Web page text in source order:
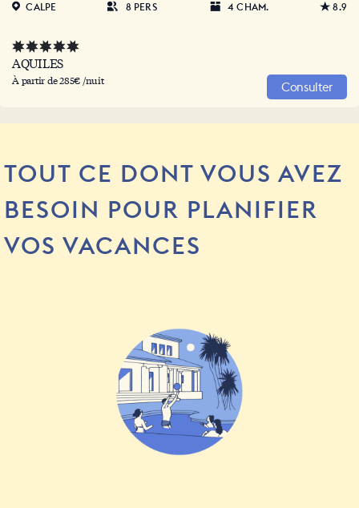
CALPE 8 PERS 4 CHAM. 8.9
AQUILES
À partir de 285€ /nuit Consulter
TOUT CE DONT VOUS AVEZ
BESOIN POUR PLANIFIER
VOS VACANCES